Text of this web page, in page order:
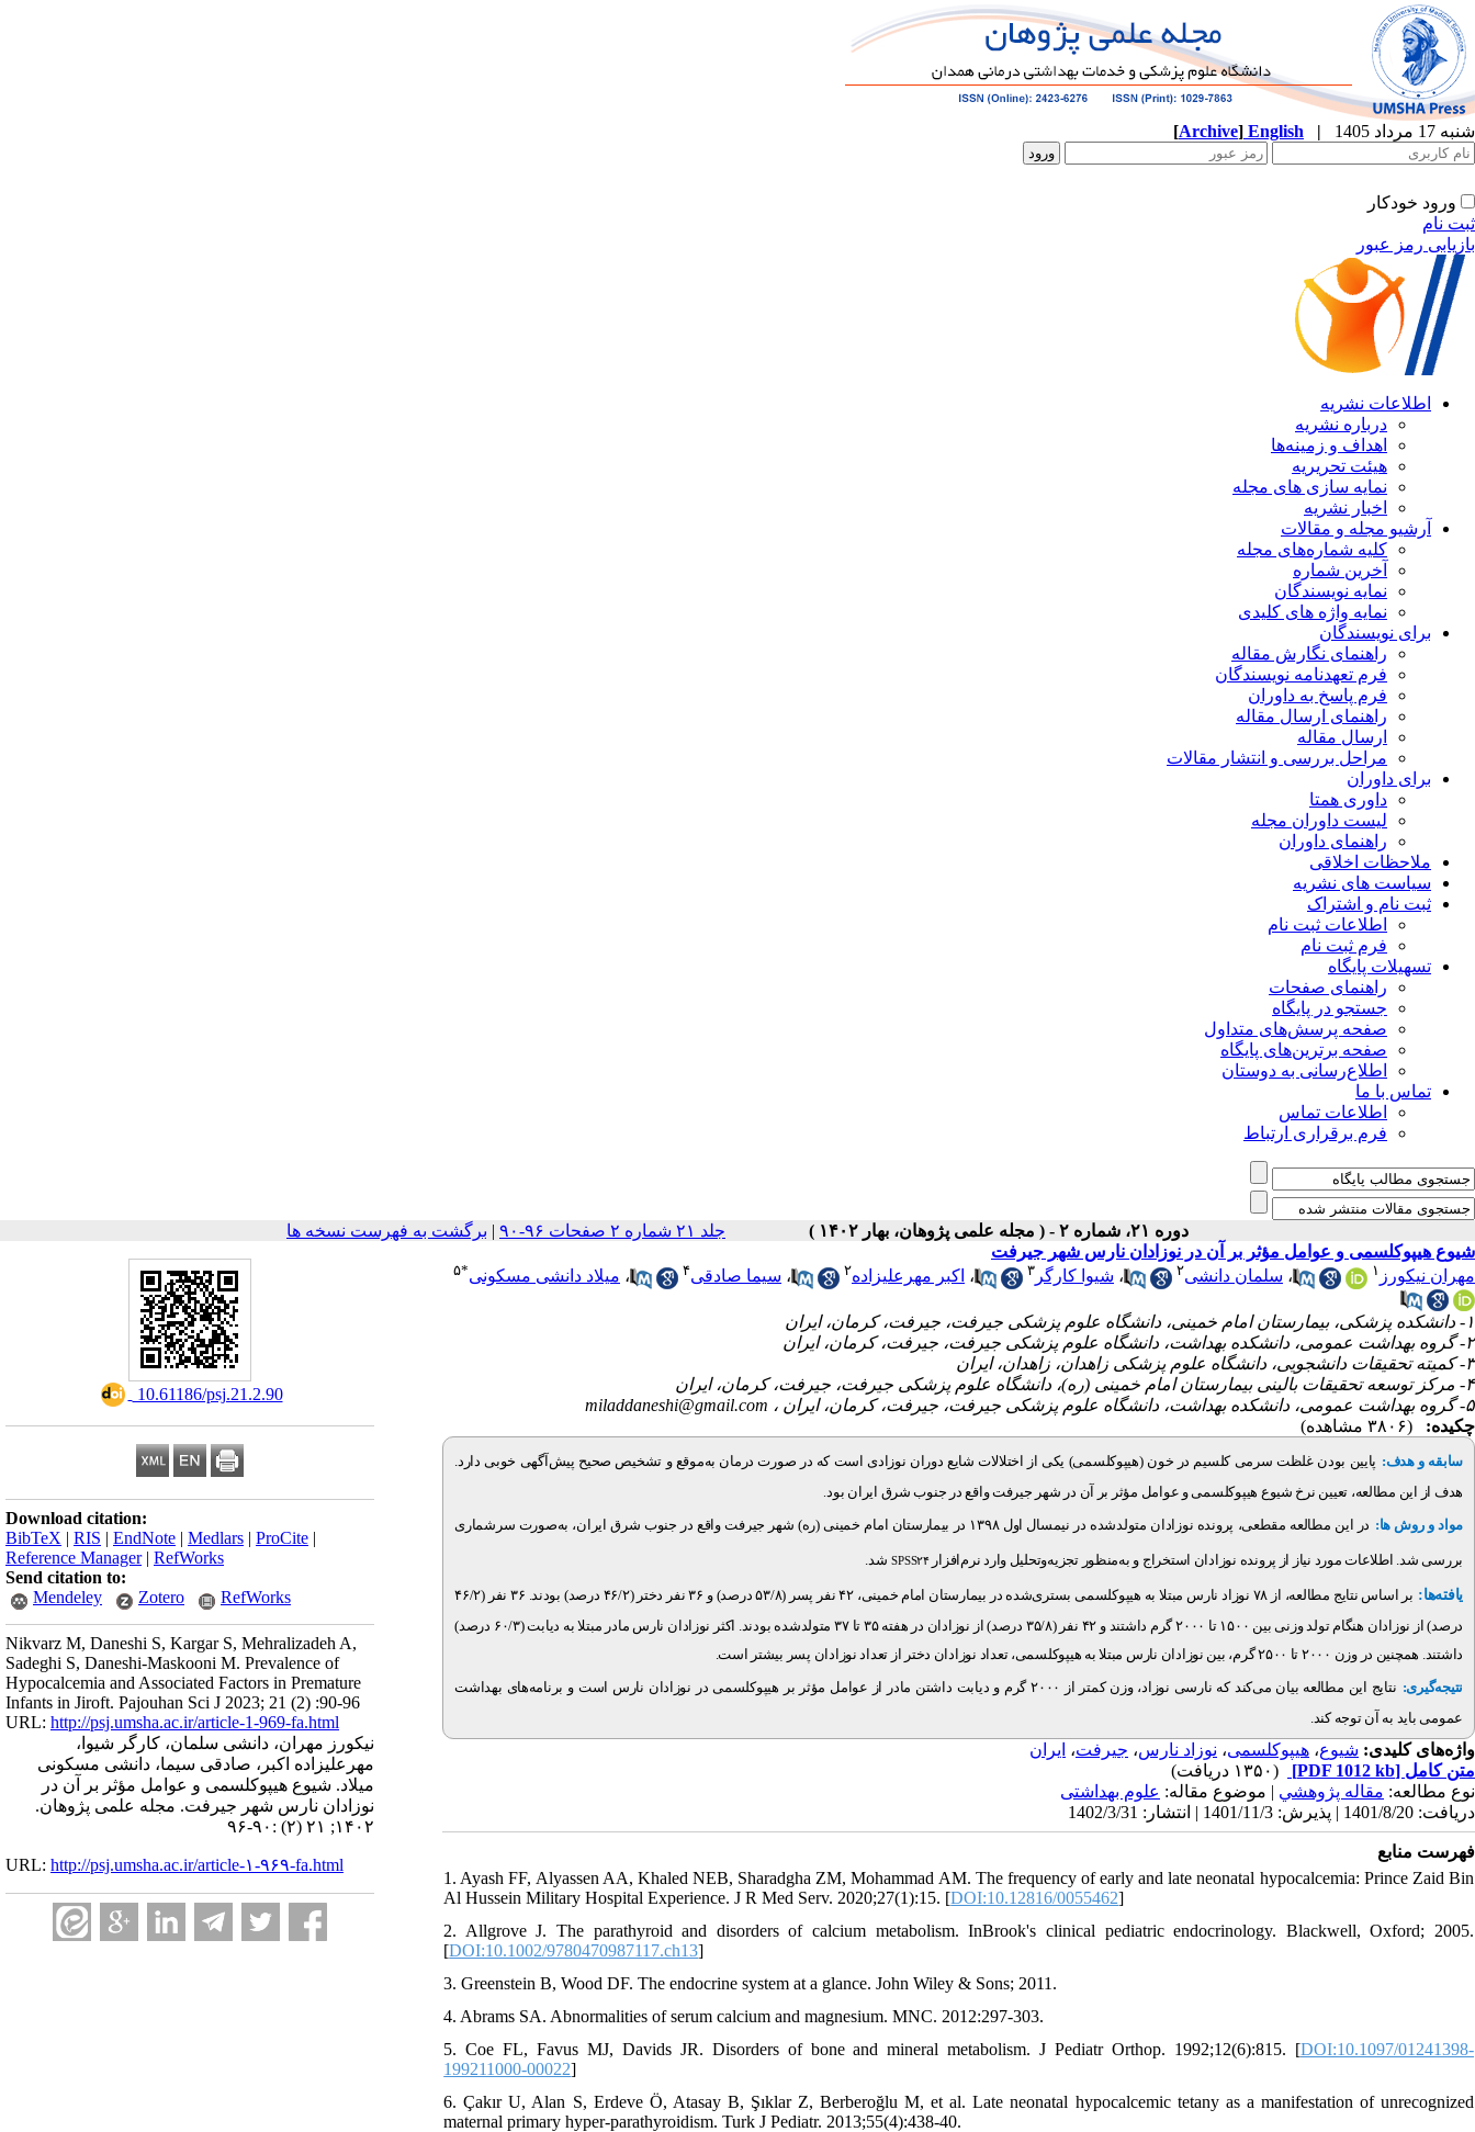
شنبه 17 مرداد 1405 |
English
[Archive]
ورود خودکار
ثبت نام
بازیابی رمز عبور
اطلاعات نشریه
درباره نشریه
اهداف و زمینه‌ها
هیئت تحریریه
نمایه سازی های مجله
اخبار نشریه
آرشیو مجله و مقالات
کلیه شماره‌های مجله
آخرین شماره
نمایه نویسندگان
نمایه واژه های کلیدی
برای نویسندگان
راهنمای نگارش مقاله
فرم تعهدنامه نویسندگان
فرم پاسخ به داوران
راهنمای ارسال مقاله
ارسال مقاله
مراحل بررسی و انتشار مقالات
برای داوران
داوری همتا
لیست داوران مجله
راهنمای داوران
ملاحظات اخلاقی
سیاست های نشریه
ثبت نام و اشتراک
اطلاعات ثبت نام
فرم ثبت نام
تسهیلات پایگاه
راهنمای صفحات
جستجو در پایگاه
صفحه پرسش‌های متداول
صفحه برترین‌های پایگاه
اطلاع‌رسانی به دوستان
تماس با ما
اطلاعات تماس
فرم برقراری ارتباط
دوره ۲۱، شماره ۲ - ( مجله علمی پژوهان، بهار ۱۴۰۲ ) جلد ۲۱ شماره ۲ صفحات ۹۶-۹۰ | برگشت به فهرست نسخه ها
‎ 10.61186/psj.21.2.90
Download citation:
BibTeX | RIS | EndNote | Medlars | ProCite |
Reference Manager| RefWorks
Send citation to:
Mendeley
Zotero RefWorks
Nikvarz M, Daneshi S, Kargar S, Mehralizadeh A,
Sadeghi S, Daneshi-Maskooni M. Prevalence of
Hypocalcemia and Associated Factors in Premature
Infants in Jiroft. Pajouhan Sci J 2023; 21 (2) :90-96
URL: http://psj.umsha.ac.ir/article-1-969-fa.html
نیکورز مهران، دانشی سلمان، کارگر شیوا،
مهرعلیزاده اکبر، صادقی سیما، دانشی مسکونی
میلاد. شیوع هیپوکلسمی و عوامل مؤثر بر آن در
نوزادان نارس شهر جیرفت. مجله علمی پژوهان.
۱۴۰۲; ۲۱ (۲) :۹۰-۹۶
URL: http://psj.umsha.ac.ir/article-۱-۹۶۹-fa.html
شیوع هیپوکلسمی و عوامل مؤثر بر آن در نوزادان نارس شهر جیرفت
مهران نیکورز ۱ ، سلمان دانشی۲ ، شیوا کارگر ۳ ، اکبر مهرعلیزاده۲ ، سیما صادقی۴ ، میلاد دانشی مسکونی*۵
۱- دانشکده پزشکی، بیمارستان امام خمینی، دانشگاه علوم پزشکی جیرفت، جیرفت، کرمان، ایران
۲- گروه بهداشت عمومی، دانشکده بهداشت، دانشگاه علوم پزشکی جیرفت، جیرفت، کرمان، ایران
۳- کمیته تحقیقات دانشجویی، دانشگاه علوم پزشکی زاهدان، زاهدان، ایران
۴- مرکز توسعه تحقیقات بالینی بیمارستان امام خمینی (ره)، دانشگاه علوم پزشکی جیرفت، جیرفت، کرمان، ایران
۵- گروه بهداشت عمومی، دانشکده بهداشت، دانشگاه علوم پزشکی جیرفت، جیرفت، کرمان، ایران ،
miladdaneshi@gmail.com
چکیده:
(۳۸۰۶ مشاهده)
سابقه و هدف: پایین بودن غلظت سرمی کلسیم در خون (هیپوکلسمی) یکی از اختلالات شایع دوران نوزادی است که در صورت درمان به‌موقع و تشخیص صحیح پیش‌آگهی خوبی دارد.
هدف از این مطالعه، تعیین نرخ شیوع هیپوکلسمی و عوامل مؤثر بر آن در شهر جیرفت واقع در جنوب شرق ایران بود.
مواد و روش ها: در این مطالعه مقطعی، پرونده نوزادان متولدشده در نیمسال اول ۱۳۹۸ در بیمارستان امام خمینی (ره) شهر جیرفت واقع در جنوب شرق ایران، به‌صورت سرشماری
بررسی شد. اطلاعات مورد نیاز از پرونده نوزادان استخراج و به‌منظور تجزیه‌و‌تحلیل وارد نرم‌افزارSPSS۲۴ شد.
یافته‌ها:
بر اساس نتایج مطالعه، از ۷۸ نوزاد نارس مبتلا به هیپوکلسمی بستری‌شده در بیمارستان امام خمینی، ۴۲ نفر پسر (۵۳/۸ درصد) و ۳۶ نفر دختر (۴۶/۲ درصد) بودند. ۳۶ نفر (۴۶/۲
درصد) از نوزادان هنگام تولد وزنی بین ۱۵۰۰ تا ۲۰۰۰ گرم داشتند و ۴۲ نفر (۳۵/۸ درصد) از نوزادان در هفته ۳۵ تا ۳۷ متولدشده بودند. اکثر نوزادان نارس مادر مبتلا به دیابت (۶۰/۳ درصد)
داشتند. همچنین در وزن ۲۰۰۰ تا ۲۵۰۰ گرم، بین نوزادان نارس مبتلا به هیپوکلسمی، تعداد نوزادان دختر از تعداد نوزادان پسر بیشتر است.
نتیجه‌گیری:
نتایج این مطالعه بیان می‌کند که نارسی نوزاد، وزن کمتر از ۲۰۰۰ گرم و دیابت داشتن مادر از عوامل مؤثر بر هیپوکلسمی در نوزادان نارس است و برنامه‌های بهداشت
عمومی باید به آن توجه کند.
واژه‌های کلیدی: شیوع، هیپوکلسمی، نوزاد نارس، جیرفت، ایران
متن کامل [PDF 1012 kb]
(۱۳۵۰ دریافت)
نوع مطالعه: مقاله پژوهشي | موضوع مقاله: علوم بهداشتی
دریافت: 1401/8/20 | پذیرش: 1401/11/3 | انتشار: 1402/3/31
فهرست منابع
1. Ayash FF, Alyassen AA, Khaled NEB, Sharadgha ZM, Mohammad AM. The frequency of early and late neonatal hypocalcemia: Prince Zaid Bin
Al Hussein Military Hospital Experience. J R Med Serv. 2020;27(1):15. [DOI:10.12816/0055462]
2. Allgrove J. The parathyroid and disorders of calcium metabolism. InBrook's clinical pediatric endocrinology. Blackwell, Oxford; 2005.
[DOI:10.1002/9780470987117.ch13]
3. Greenstein B, Wood DF. The endocrine system at a glance. John Wiley & Sons; 2011.
4. Abrams SA. Abnormalities of serum calcium and magnesium. MNC. 2012:297-303.
5. Coe FL, Favus MJ, Davids JR. Disorders of bone and mineral metabolism. J Pediatr Orthop. 1992;12(6):815. [DOI:10.1097/01241398-
199211000-00022]
6. Çakır U, Alan S, Erdeve Ö, Atasay B, Şıklar Z, Berberoğlu M, et al. Late neonatal hypocalcemic tetany as a manifestation of unrecognized
maternal primary hyper-parathyroidism. Turk J Pediatr. 2013;55(4):438-40.